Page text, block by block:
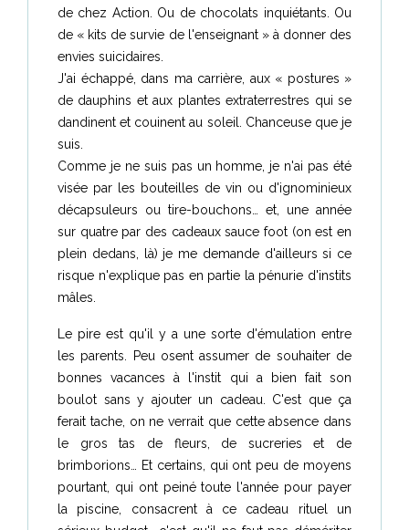
de chez Action. Ou de chocolats inquiétants. Ou
de « kits de survie de l'enseignant » à donner des
envies suicidaires.
J'ai échappé, dans ma carrière, aux « postures »
de dauphins et aux plantes extraterrestres qui se
dandinent et couinent au soleil. Chanceuse que je
suis.
Comme je ne suis pas un homme, je n'ai pas été
visée par les bouteilles de vin ou d'ignominieux
décapsuleurs ou tire-bouchons… et, une année
sur quatre par des cadeaux sauce foot (on est en
plein dedans, là) je me demande d'ailleurs si ce
risque n'explique pas en partie la pénurie d'instits
mâles.
Le pire est qu'il y a une sorte d'émulation entre
les parents. Peu osent assumer de souhaiter de
bonnes vacances à l'instit qui a bien fait son
boulot sans y ajouter un cadeau. C'est que ça
ferait tache, on ne verrait que cette absence dans
le gros tas de fleurs, de sucreries et de
brimborions… Et certains, qui ont peu de moyens
pourtant, qui ont peiné toute l'année pour payer
la piscine, consacrent à ce cadeau rituel un